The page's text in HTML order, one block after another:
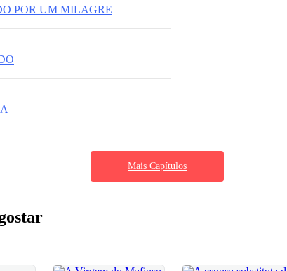
POR UM MILAGRE
Mais Capítulos